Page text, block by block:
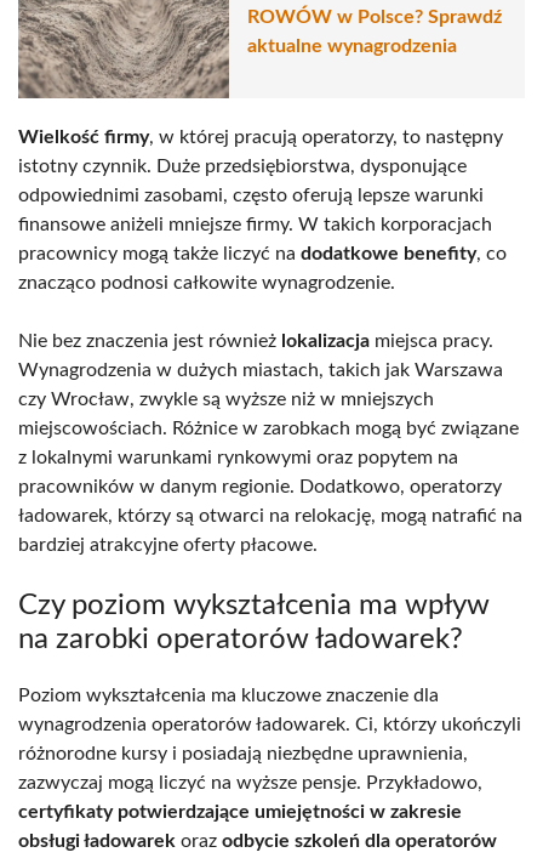
ROWÓW w Polsce? Sprawdź
aktualne wynagrodzenia
Wielkość firmy, w której pracują operatorzy, to następny
istotny czynnik. Duże przedsiębiorstwa, dysponujące
odpowiednimi zasobami, często oferują lepsze warunki
finansowe aniżeli mniejsze firmy. W takich korporacjach
pracownicy mogą także liczyć na dodatkowe benefity, co
znacząco podnosi całkowite wynagrodzenie.
Nie bez znaczenia jest również lokalizacja miejsca pracy.
Wynagrodzenia w dużych miastach, takich jak Warszawa
czy Wrocław, zwykle są wyższe niż w mniejszych
miejscowościach. Różnice w zarobkach mogą być związane
z lokalnymi warunkami rynkowymi oraz popytem na
pracowników w danym regionie. Dodatkowo, operatorzy
ładowarek, którzy są otwarci na relokację, mogą natrafić na
bardziej atrakcyjne oferty płacowe.
Czy poziom wykształcenia ma wpływ
na zarobki operatorów ładowarek?
Poziom wykształcenia ma kluczowe znaczenie dla
wynagrodzenia operatorów ładowarek. Ci, którzy ukończyli
różnorodne kursy i posiadają niezbędne uprawnienia,
zazwyczaj mogą liczyć na wyższe pensje. Przykładowo,
certyfikaty potwierdzające umiejętności w zakresie
obsługi ładowarek oraz odbycie szkoleń dla operatorów